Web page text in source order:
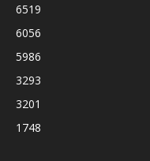
6519
6056
5986
3293
3201
1748